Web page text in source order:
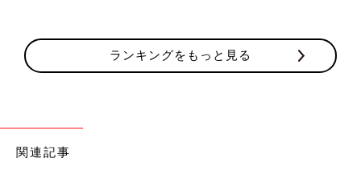
ランキングをもっと見る
関連記事